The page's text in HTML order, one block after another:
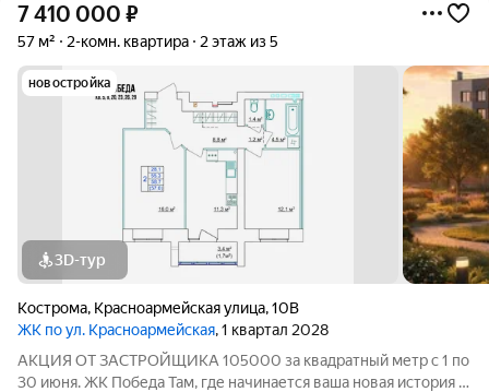
7 410 000 ₽
57 м² 2-комн. квартира 2 этаж из 5
новостройка
3D-тур
Кострома, Красноармейская улица,10В
ЖК по ул. Красноармейская, 1 квартал 2028
АКЦИЯ ОТ ЗАСТРОЙЩИКА 105000 за квадратный метр с 1 по
30 июня. ЖК Победа Там, где начинается ваша новая история 1.